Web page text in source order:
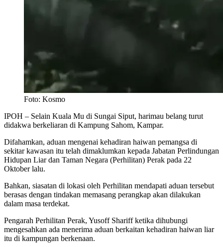
Foto: Kosmo
IPOH – Selain Kuala Mu di Sungai Siput, harimau belang turut
didakwa berkeliaran di Kampung Sahom, Kampar.
Difahamkan, aduan mengenai kehadiran haiwan pemangsa di
sekitar kawasan itu telah dimaklumkan kepada Jabatan Perlindungan
Hidupan Liar dan Taman Negara (Perhilitan) Perak pada 22
Oktober lalu.
Bahkan, siasatan di lokasi oleh Perhilitan mendapati aduan tersebut
berasas dengan tindakan memasang perangkap akan dilakukan
dalam masa terdekat.
Pengarah Perhilitan Perak, Yusoff Shariff ketika dihubungi
mengesahkan ada menerima aduan berkaitan kehadiran haiwan liar
itu di kampungan berkenaan.